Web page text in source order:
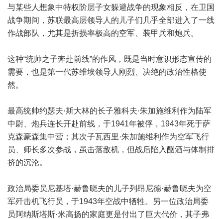
与某些人想象中特权阶层子女躲避战争的现象相反，在卫国
战争期间，苏联最高层领导人的儿子们几乎全部进入了一线
作战部队，尤其是折损率极高的空军、装甲兵和炮兵。
这种“统帅之子奔赴前线”的作风，既是当时意识形态宣传的
需要，也是第一代苏维埃领导人刚烈、决绝的政治性格使
然。
最高统帅约瑟夫·斯大林的长子雅科夫·朱加施维利作为陆军
中尉、炮兵连长开赴前线，于1941年被俘，1943年死于萨
克森豪森集中营；其次子瓦西里·朱加施维利作为空军飞行
员、师长多次参战，虽击落敌机，但战后陷入酗酒与体制排
挤的沉沦。
政治局委员尼基塔·赫鲁晓夫的儿子列昂尼德·赫鲁晓夫为空
军歼击机飞行员，于1943年空战中牺牲。另一位政治局委
员阿纳斯塔斯·米高扬的家庭更是付出了巨大代价，其子弗